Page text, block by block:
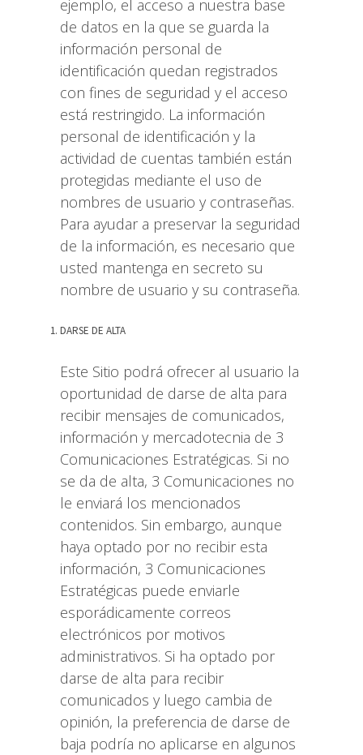
ejemplo, el acceso a nuestra base
de datos en la que se guarda la
información personal de
identificación quedan registrados
con fines de seguridad y el acceso
está restringido. La información
personal de identificación y la
actividad de cuentas también están
protegidas mediante el uso de
nombres de usuario y contraseñas.
Para ayudar a preservar la seguridad
de la información, es necesario que
usted mantenga en secreto su
nombre de usuario y su contraseña.
DARSE DE ALTA
Este Sitio podrá ofrecer al usuario la
oportunidad de darse de alta para
recibir mensajes de comunicados,
información y mercadotecnia de 3
Comunicaciones Estratégicas. Si no
se da de alta, 3 Comunicaciones no
le enviará los mencionados
contenidos. Sin embargo, aunque
haya optado por no recibir esta
información, 3 Comunicaciones
Estratégicas puede enviarle
esporádicamente correos
electrónicos por motivos
administrativos. Si ha optado por
darse de alta para recibir
comunicados y luego cambia de
opinión, la preferencia de darse de
baja podría no aplicarse en algunos